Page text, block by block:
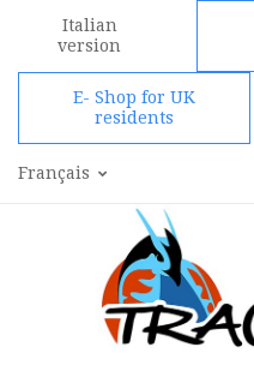
Italian
version
E- Shop for UK
residents
Français